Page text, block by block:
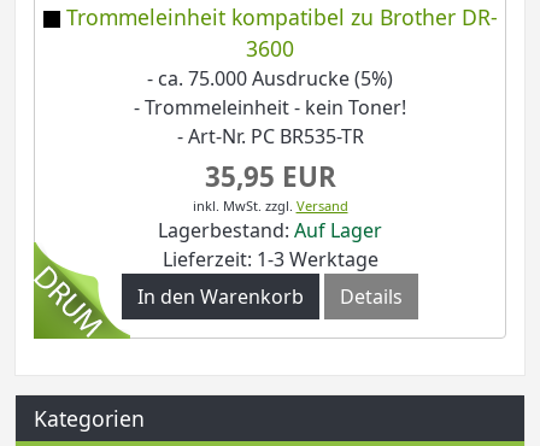
Trommeleinheit kompatibel zu Brother DR-
3600
- ca. 75.000 Ausdrucke (5%)
- Trommeleinheit - kein Toner!
- Art-Nr. PC BR535-TR
35,95 EUR
inkl. MwSt. zzgl. Versand
Lagerbestand: Auf Lager
Lieferzeit: 1-3 Werktage
In den Warenkorb
Details
Kategorien